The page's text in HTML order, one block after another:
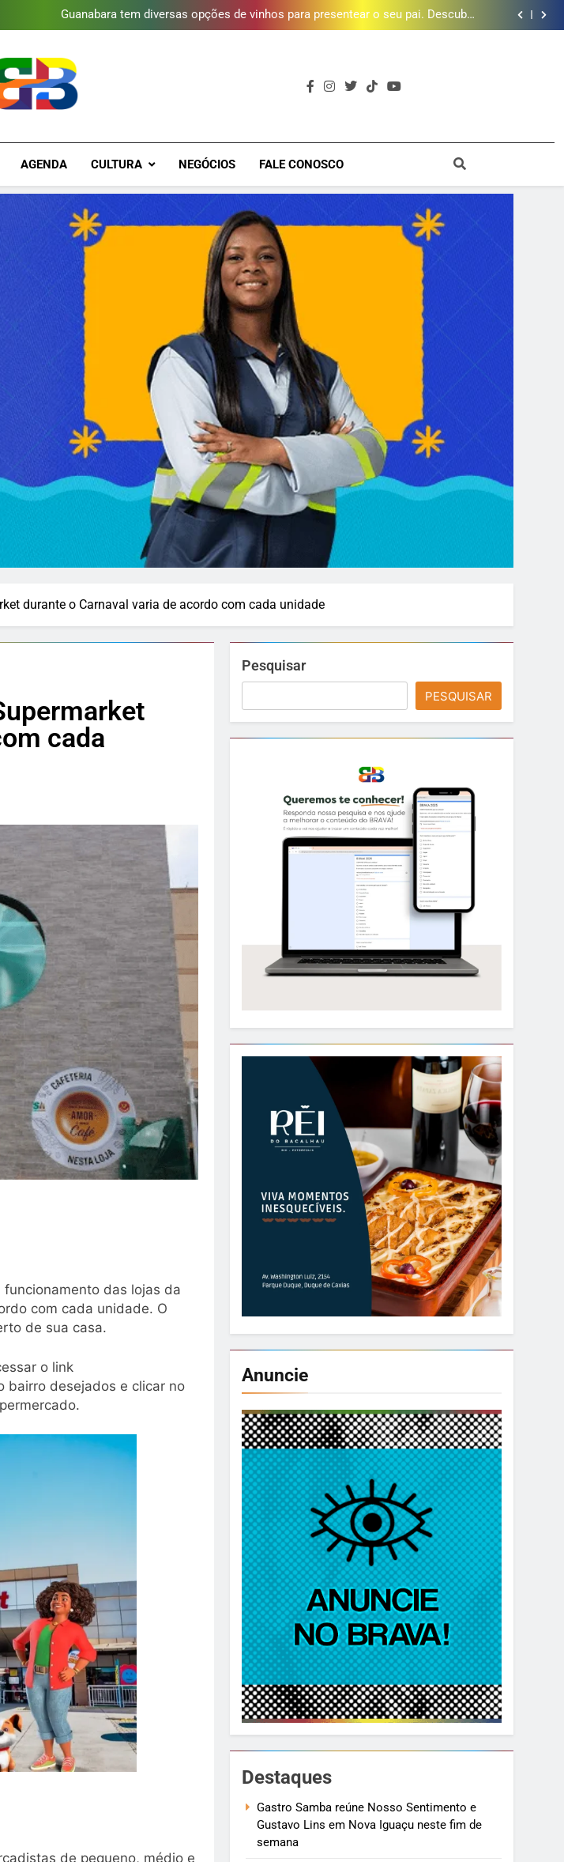
Fluminense
Guanabara tem diversas opções de vinhos para presentear o seu pai. Descubra
como escolher o que mais combina com ele
Gastro Samba reúne Nosso Sentimento e Gustavo Lins em Nova Iguaçu neste fim
Obra garante a preservação de 190 milhões de litros de água por ano na Baixada
Guanabara tem diversas opções de vinhos para presentear o seu pai. Descubra
como escolher o que mais combina com ele
Gastro Samba reúne Nosso Sentimento e Gustavo Lins em Nova Iguaçu neste fim
Shopping Grande Rio sorteia MacBook e oferece vinho em campanha de Dia dos
Obra garante a preservação de 190 milhões de litros de água por ano na Baixada
Baixada
AGENDA CULTURA NEGÓCIOS FALE CONOSCO
durante o Carnaval varia de acordo com cada unidade
cada
funcionamento das lojas da
com cada unidade. O
de sua casa.
o link
bairro desejados e clicar no
de pequeno, médio e
Pesquisar
PESQUISAR
Anuncie
Destaques
Gastro Samba reúne Nosso Sentimento e
Gustavo Lins em Nova Iguaçu neste fim de
semana